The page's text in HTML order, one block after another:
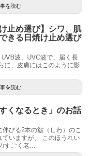
を読む
止め選び】シワ、肌
きる日焼け止め選び
波、UVC波で、届く長
に、皮膚にはこのように影
を読む
くなるとき」のお話
びる2本の皺（しわ）のこ
ていますが、 このほうれい
すごく老...